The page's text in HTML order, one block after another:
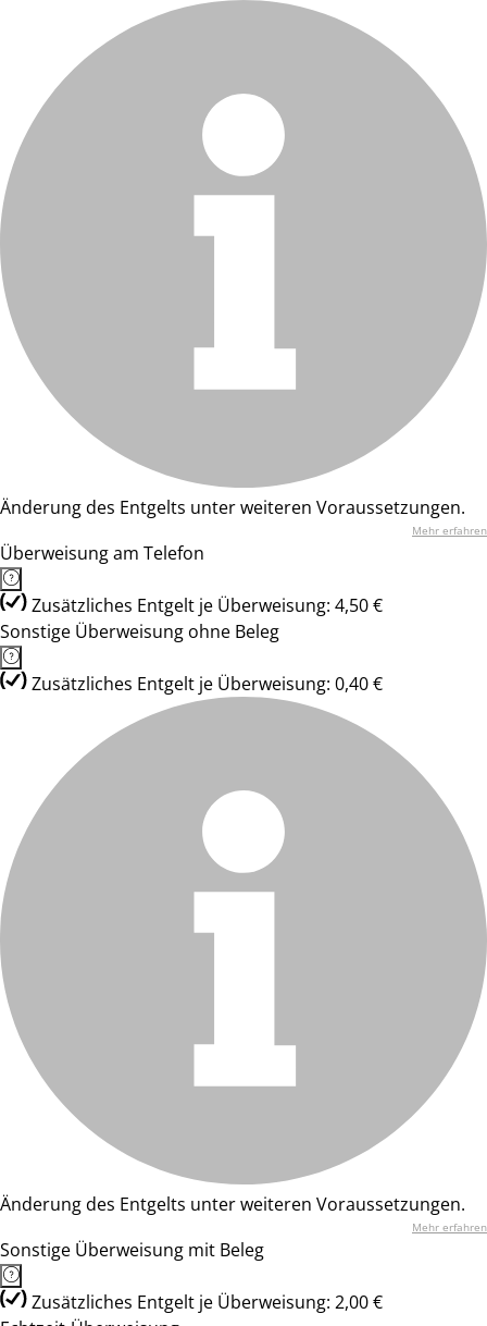
Änderung des Entgelts unter weiteren Voraussetzungen.
Mehr erfahren
Überweisung am Telefon
Zusätzliches Entgelt je Überweisung: 4,50 €
Sonstige Überweisung ohne Beleg
Zusätzliches Entgelt je Überweisung: 0,40 €
Änderung des Entgelts unter weiteren Voraussetzungen.
Mehr erfahren
Sonstige Überweisung mit Beleg
Zusätzliches Entgelt je Überweisung: 2,00 €